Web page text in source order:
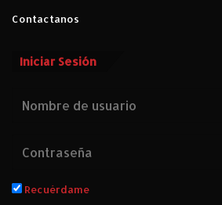
Contactanos
Iniciar Sesión
Recuérdame